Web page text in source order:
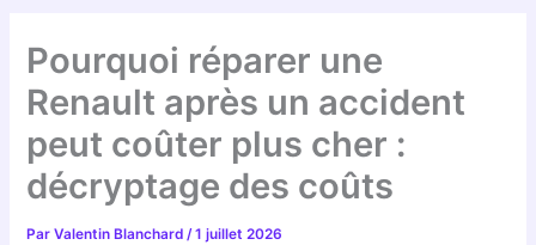
Pourquoi réparer une
Renault après un accident
peut coûter plus cher :
décryptage des coûts
ParValentin Blanchard/1 juillet 2026